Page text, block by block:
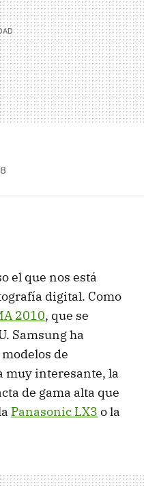
el que nos está
digital. Como
2010, que se
. Samsung ha
de
muy interesante, la
de gama alta que
Panasonic LX3 o la